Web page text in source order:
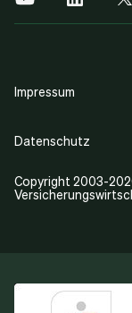
Copyright 2003-
Impressum
Datenschutz